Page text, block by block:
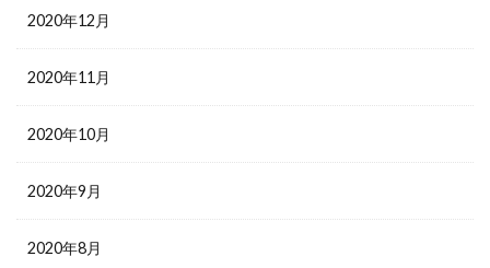
2020年12月
2020年11月
2020年10月
2020年9月
2020年8月